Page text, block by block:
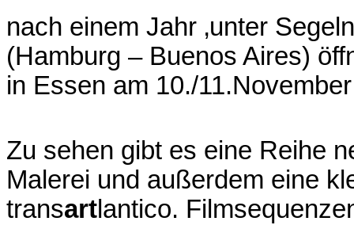
nach einem Jahr ‚unter
(Hamburg – Buenos Aires)
in Essen am 10./
Zu sehen gibt es eine Reihe
Malerei und außerdem eine
transart lantico.